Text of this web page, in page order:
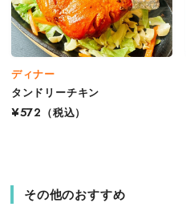
ディナー
タンドリーチキン
¥572
（税込）
その他のおすすめ